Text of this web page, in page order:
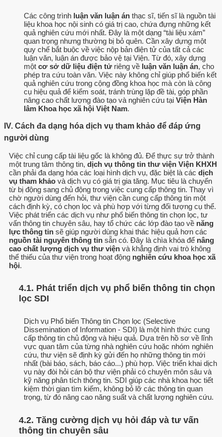
Các công trình luận văn luận án thạc sĩ, tiến sĩ là nguồn tài
liệu khoa học nội sinh có giá trị cao, chứa đựng những kết
quả nghiên cứu mới nhất. Đây là một dạng “tài liệu xám”
quan trọng nhưng thường bị bỏ quên. Cần xây dựng một
quy chế bắt buộc về việc nộp bản điện tử của tất cả các
luận văn, luận án được bảo vệ tại Viện. Từ đó, xây dựng
một cơ sở dữ liệu điện tử riêng về luận văn luận án, cho
phép tra cứu toàn văn. Việc này không chỉ giúp phổ biến kết
quả nghiên cứu trong cộng đồng khoa học mà còn là công
cụ hiệu quả để kiểm soát, tránh trùng lặp đề tài, góp phần
nâng cao chất lượng đào tạo và nghiên cứu tại Viện Hàn
lâm Khoa học xã hội Việt Nam.
IV. Cách đa dạng hóa dịch vụ tham khảo để đáp ứng
người dùng
Việc chỉ cung cấp tài liệu gốc là không đủ. Để thực sự trở thành
một trung tâm thông tin, dịch vụ thông tin thư viện Viện KHXH
cần phải đa dạng hóa các loại hình dịch vụ, đặc biệt là các dịch
vụ tham khảo và dịch vụ có giá trị gia tăng. Mục tiêu là chuyển
từ bị động sang chủ động trong việc cung cấp thông tin. Thay vì
chờ người dùng đến hỏi, thư viện cần cung cấp thông tin một
cách định kỳ, có chọn lọc và phù hợp với từng đối tượng cụ thể.
Việc phát triển các dịch vụ như phổ biến thông tin chọn lọc, tư
vấn thông tin chuyên sâu, hay tổ chức các lớp đào tạo về năng
lực thông tin sẽ giúp người dùng khai thác hiệu quả hơn các
nguồn tài nguyên thông tin sẵn có. Đây là chìa khóa để nâng
cao chất lượng dịch vụ thư viện và khẳng định vai trò không
thể thiếu của thư viện trong hoạt động nghiên cứu khoa học xã
hội.
4.1. Phát triển dịch vụ phổ biến thông tin chọn
lọc SDI
Dịch vụ Phổ biến Thông tin Chọn lọc (Selective
Dissemination of Information - SDI) là một hình thức cung
cấp thông tin chủ động và hiệu quả. Dựa trên hồ sơ về lĩnh
vực quan tâm của từng nhà nghiên cứu hoặc nhóm nghiên
cứu, thư viện sẽ định kỳ gửi đến họ những thông tin mới
nhất (bài báo, sách, báo cáo...) phù hợp. Việc triển khai dịch
vụ này đòi hỏi cán bộ thư viện phải có chuyên môn sâu và
kỹ năng phân tích thông tin. SDI giúp các nhà khoa học tiết
kiệm thời gian tìm kiếm, không bỏ lỡ các thông tin quan
trọng, từ đó nâng cao năng suất và chất lượng nghiên cứu.
4.2. Tăng cường dịch vụ hỏi đáp và tư vấn
thông tin chuyên sâu